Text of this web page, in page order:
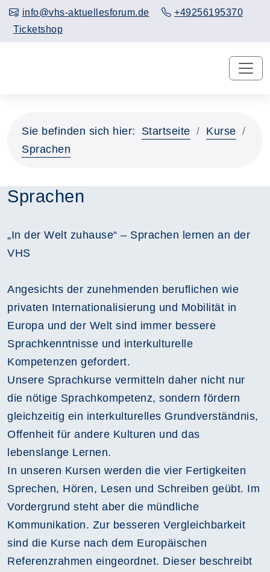
info@vhs-aktuellesforum.de
+49256195370
Ticketshop
Sie befinden sich hier: Startseite
Kurse
Sprachen
Sprachen
„In der Welt zuhause“ – Sprachen lernen an der
VHS
Angesichts der zunehmenden beruflichen wie
privaten Internationalisierung und Mobilität in
Europa und der Welt sind immer bessere
Sprachkenntnisse und interkulturelle
Kompetenzen gefordert.
Unsere Sprachkurse vermitteln daher nicht nur
die nötige Sprachkompetenz, sondern fördern
gleichzeitig ein interkulturelles Grundverständnis,
Offenheit für andere Kulturen und das
lebenslange Lernen.
In unseren Kursen werden die vier Fertigkeiten
Sprechen, Hören, Lesen und Schreiben geübt. Im
Vordergrund steht aber die mündliche
Kommunikation. Zur besseren Vergleichbarkeit
sind die Kurse nach dem Europäischen
Referenzrahmen eingeordnet. Dieser beschreibt